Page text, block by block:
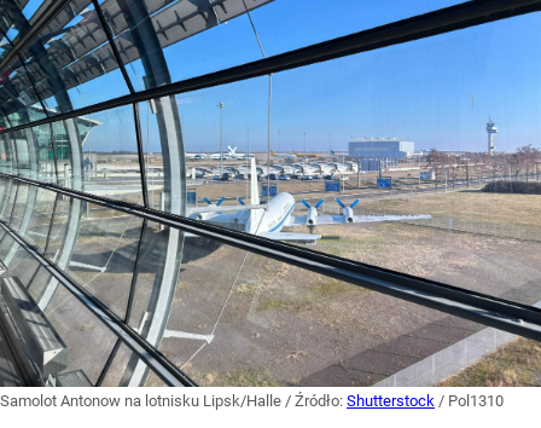
Samolot Antonow na lotnisku Lipsk/Halle / Źródło: Shutterstock / Pol1310